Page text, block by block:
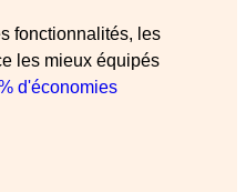
fonctionnalités, les
les mieux équipés
d'économies